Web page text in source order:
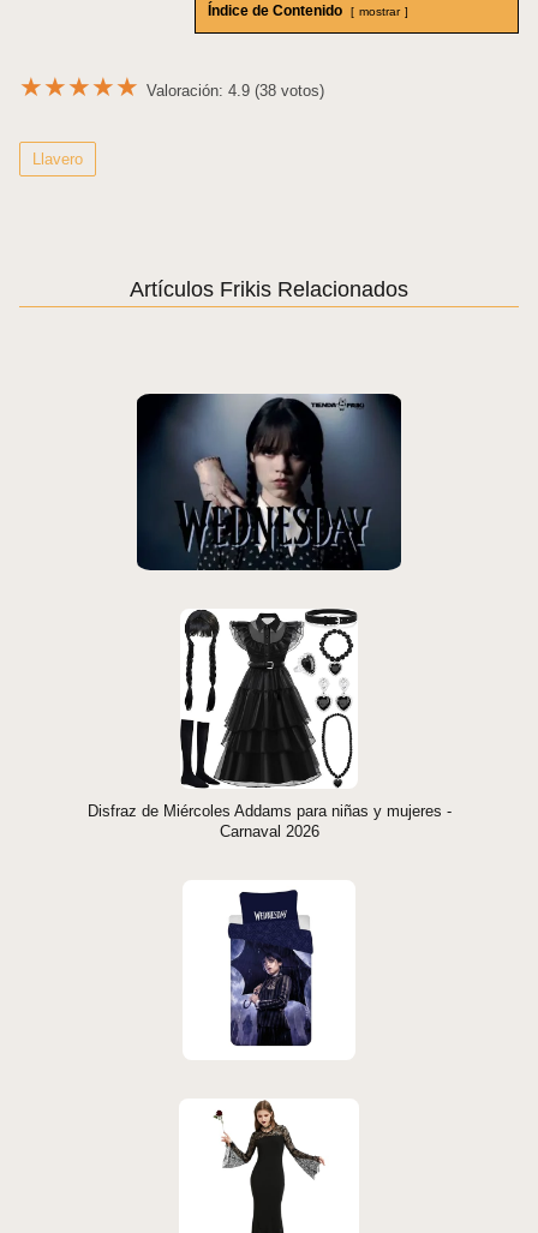
Índice de Contenido mostrar
★★★★★ Valoración: 4.9 (38 votos)
Llavero
Artículos Frikis Relacionados
Disfraz de Miércoles Addams para niñas y mujeres -
Carnaval 2026